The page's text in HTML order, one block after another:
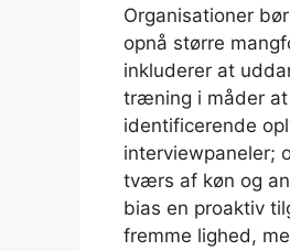
Organisationer
opnå større
inkluderer at
træning i måder at
identificerende
interviewpaneler;
tværs af køn og
bias en proaktiv
fremme lighed,